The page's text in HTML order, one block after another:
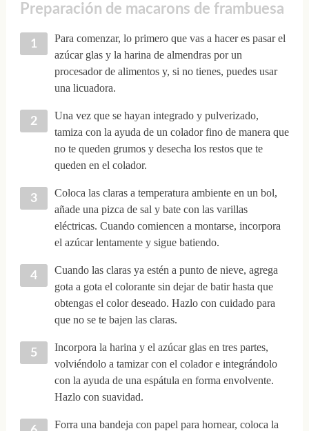
Preparación de macarons de frambuesa
Para comenzar, lo primero que vas a hacer es pasar el
azúcar glas y la harina de almendras por un
procesador de alimentos y, si no tienes, puedes usar
una licuadora.
Una vez que se hayan integrado y pulverizado,
tamiza con la ayuda de un colador fino de manera que
no te queden grumos y desecha los restos que te
queden en el colador.
Coloca las claras a temperatura ambiente en un bol,
añade una pizca de sal y bate con las varillas
eléctricas. Cuando comiencen a montarse, incorpora
el azúcar lentamente y sigue batiendo.
Cuando las claras ya estén a punto de nieve, agrega
gota a gota el colorante sin dejar de batir hasta que
obtengas el color deseado. Hazlo con cuidado para
que no se te bajen las claras.
Incorpora la harina y el azúcar glas en tres partes,
volviéndolo a tamizar con el colador e integrándolo
con la ayuda de una espátula en forma envolvente.
Hazlo con suavidad.
Forra una bandeja con papel para hornear, coloca la